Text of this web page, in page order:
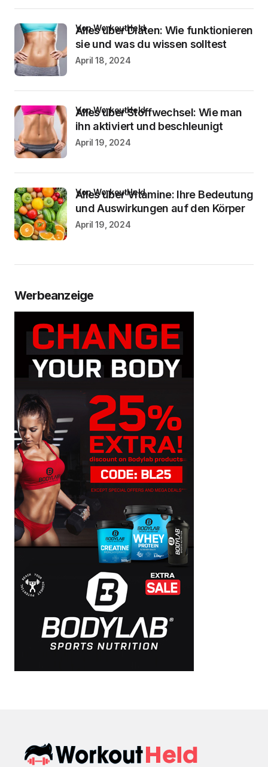
Alles über Diäten: Wie funktionieren
sie und was du wissen solltest
von WorkoutHeld
April 18, 2024
Alles über Stoffwechsel: Wie man
ihn aktiviert und beschleunigt
von WorkoutHeld
April 19, 2024
Alles über Vitamine: Ihre Bedeutung
und Auswirkungen auf den Körper
von WorkoutHeld
April 19, 2024
Werbeanzeige